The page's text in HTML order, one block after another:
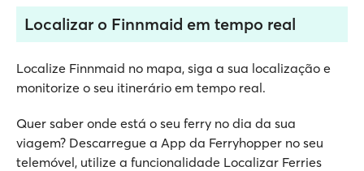
Localizar o Finnmaid em tempo real
Localize Finnmaid no mapa, siga a sua localização e
monitorize o seu itinerário em tempo real.
Quer saber onde está o seu ferry no dia da sua
viagem? Descarregue a App da Ferryhopper no seu
telemóvel, utilize a funcionalidade Localizar Ferries